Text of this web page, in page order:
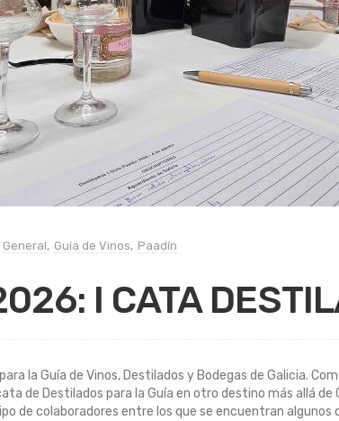
General, Guía de Vinos, Paadín
I CATA
la Guía de Vinos, Destilados y Bodegas de Galicia.
de Destilados para la Guía en otro destino más allá
de colaboradores entre los que se encuentran